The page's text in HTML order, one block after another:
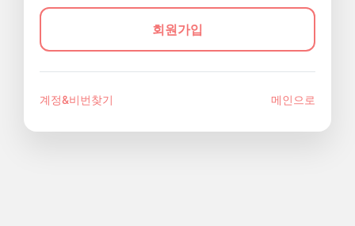
회원가입
계정&비번찾기 메인으로